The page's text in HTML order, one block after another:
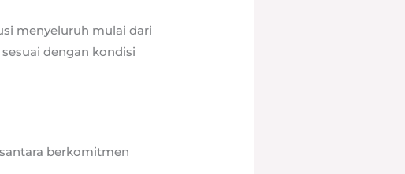
menyeluruh mulai dari
dengan kondisi
berkomitmen